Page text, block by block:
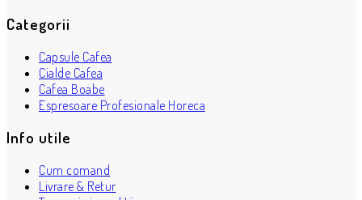
Categorii
Capsule Cafea
Cialde Cafea
Cafea Boabe
Espresoare Profesionale Horeca
Info utile
Cum comand
Livrare & Retur